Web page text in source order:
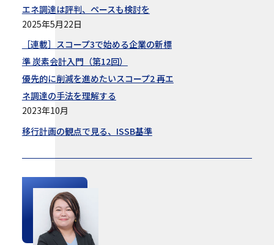
エネ調達は評判、ペースも検討を
2025年5月22日
［連載］スコープ3で始める企業の新標
準 炭素会計入門（第12回）
優先的に削減を進めたいスコープ2 再エ
ネ調達の手法を理解する
2023年10月
移行計画の観点で見る、ISSB基準